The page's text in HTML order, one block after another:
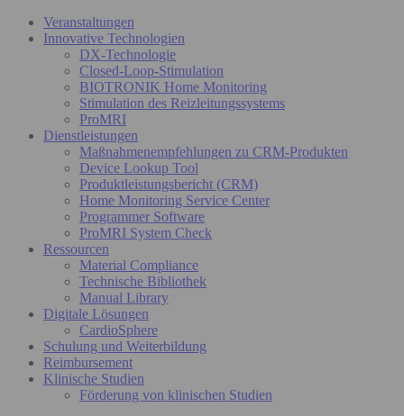
Veranstaltungen
Innovative Technologien
DX-Technologie
Closed-Loop-Stimulation
BIOTRONIK Home Monitoring
Stimulation des Reizleitungssystems
ProMRI
Dienstleistungen
Maßnahmenempfehlungen zu CRM-Produkten
Device Lookup Tool
Produktleistungsbericht (CRM)
Home Monitoring Service Center
Programmer Software
ProMRI System Check
Ressourcen
Material Compliance
Technische Bibliothek
Manual Library
Digitale Lösungen
CardioSphere
Schulung und Weiterbildung
Reimbursement
Klinische Studien
Förderung von klinischen Studien